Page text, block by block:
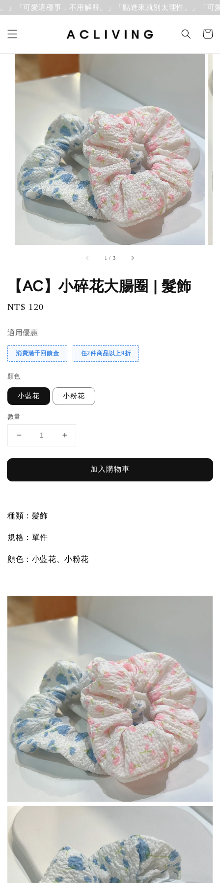
「可愛這種事，不用解釋。」 「點進來就別太理性。」「可愛
1 / 3
【AC】小碎花大腸圈 | 髮飾
Regular
NT$ 120
適用優惠
消費滿千回饋金 任2件商品以上9折
顏色
小藍花 小粉花
數量
加入購物車
種類：髮飾
規格：單件
顏色 ：小藍花、小粉花